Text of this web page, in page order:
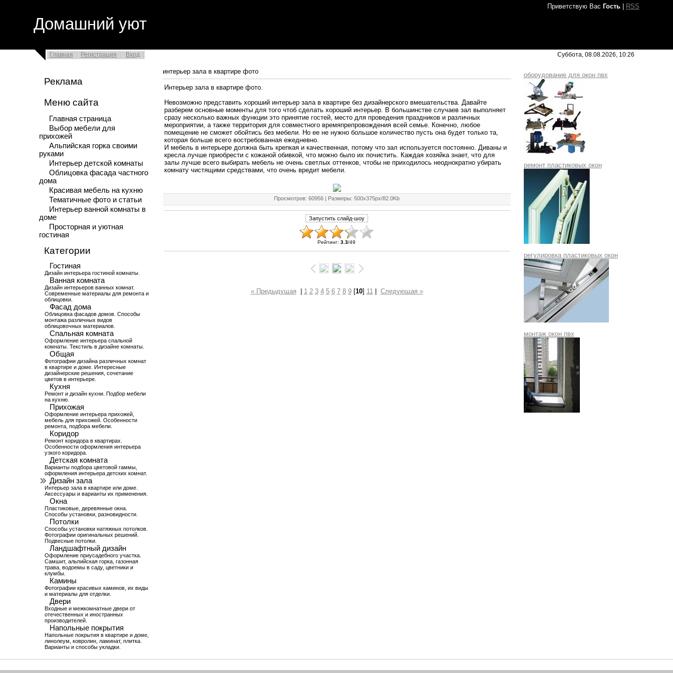
Приветствую Вас Гость| RSS
Домашний уют
Главная Регистрация Вход Суббота, 08.08.2026, 10:26
Реклама
Меню сайта
Главная страница
Выбор мебели для
прихожей
Альпийская горка своими
руками
Интерьер детской комнаты
Облицовка фасада частного
дома
Красивая мебель на кухню
Тематичные фото и статьи
Интерьер ванной комнаты в
доме
Просторная и уютная
гостиная
Категории
Гостиная
Дизайн интерьера гостиной комнаты.
Ванная комната
Дизайн интерьеров ванных комнат.
Современные материалы для ремонта и
облицовки.
Фасад дома
Облицовка фасадов домов. Способы
монтажа различных видов
облицовочных материалов.
Спальная комната
Оформление интерьера спальной
комнаты. Текстиль в дизайне комнаты.
Общая
Фотографии дизайна различных комнат
в квартире и доме. Интересные
дизайнерские решения, сочетание
цветов в интерьере.
Кухня
Ремонт и дизайн кухни. Подбор мебели
на кухню.
Прихожая
Оформление интерьера прихожей,
мебель для прихожей. Особенности
ремонта, подбора мебели.
Коридор
Ремонт коридора в квартирах.
Особенности оформления интерьера
узкого коридора.
Детская комната
Варианты подбора цветовой гаммы,
оформления интерьера детских комнат.
Дизайн зала
Интерьер зала в квартире или доме.
Аксессуары и варианты их применения.
Окна
Пластиковые, деревянные окна.
Способы установки, разновидности.
Потолки
Способы установки натяжных потолков.
Фотографии оригинальных решений.
Подвесные потолки.
Ландшафтный дизайн
Оформление приусадебного участка.
Самшит, альпийская горка, газонная
трава, водоемы в саду, цветники и
клумбы.
Камины
Фотографии красивых каминов, их виды
и материалы для отделки.
Двери
Входные и межкомнатные двери от
отечественных и иностранных
производителей.
Напольные покрытия
Напольные покрытия в квартире и доме,
линолеум, ковролин, ламинат, плитка.
Варианты и способы укладки.
интерьер зала в квартире фото
Интерьер зала в квартире фото.
Невозможно представить хороший интерьер зала в квартире без дизайнерского вмешательства. Давайте
разберем основные моменты для того чтоб сделать хороший интерьер. В большинстве случаев зал выполняет
сразу несколько важных функции это принятие гостей, место для проведения праздников и различных
мероприятии, а также территория для совместного времяпрепровождения всей семье. Конечно, любое
помещение не сможет обойтись без мебели. Но ее не нужно большое количество пусть она будет только та,
которая больше всего востребованная ежедневно.
И мебель в интерьере должна быть крепкая и качественная, потому что зал используется постоянно. Диваны и
кресла лучше приобрести с кожаной обивкой, что можно было их почистить. Каждая хозяйка знает, что для
залы лучше всего выбирать мебель не очень светлых оттенков, чтобы не приходилось неоднократно убирать
комнату чистящими средствами, что очень вредит мебели.
Просмотров: 60956 | Размеры: 500x375px/82.0Kb
Рейтинг: 3.3/49
« Предыдущая 1 2 3 4 5 6 7 8 9[10] 11| Следующая »
оборудование для окон пвх
ремонт пластиковых окон
регулировка пластиковых окон
монтаж окон пвх